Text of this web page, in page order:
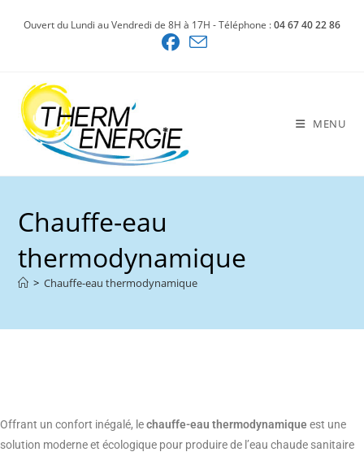
Ouvert du Lundi au Vendredi de 8H à 17H - Téléphone :04 67 40 22 86
MENU
Chauffe-eau
thermodynamique
> Chauffe-eau thermodynamique
Offrant un confort inégalé, lechauffe-eau thermodynamique est une
solution moderne et écologique pour produire de l’eau chaude sanitaire